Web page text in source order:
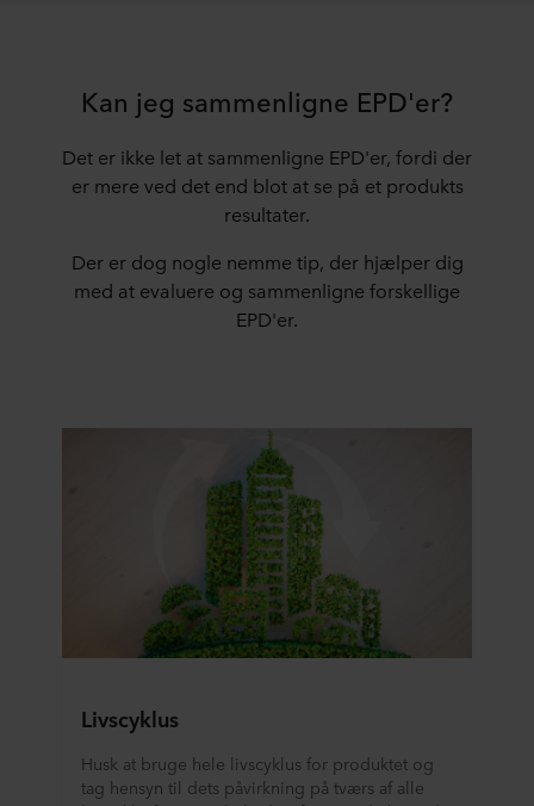
Kan jeg sammenligne EPD'er?
Det er ikke let at sammenligne EPD'er, fordi der
er mere ved det end blot at se på et produkts
resultater.
Der er dog nogle nemme tip, der hjælper dig
med at evaluere og sammenligne forskellige
EPD'er.
Livscyklus
Husk at bruge hele livscyklus for produktet og
tag hensyn til dets påvirkning på tværs af alle